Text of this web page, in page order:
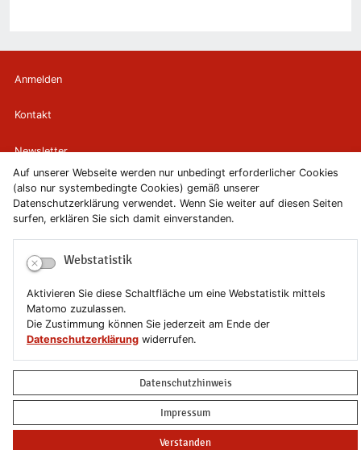
Auf unserer Webseite werden nur unbedingt erforderlicher Cookies
(also nur systembedingte Cookies) gemäß unserer
Datenschutzerklärung verwendet. Wenn Sie weiter auf diesen Seiten
surfen, erklären Sie sich damit einverstanden.
Webstatistik
Aktivieren Sie diese Schaltfläche um eine Webstatistik mittels
Matomo zuzulassen.
Die Zustimmung können Sie jederzeit am Ende der
Datenschutzerklärung widerrufen.
Datenschutzhinweis
Impressum
Verstanden
Anmelden
Kontakt
Newsletter
Newsletterabmeldung
Impressum
Datenschutzerklärung
Erklärung zur Barrierefreiheit
Leichte Sprache
Copyright © 2019-2026 Stadt Schönebeck (Elbe)